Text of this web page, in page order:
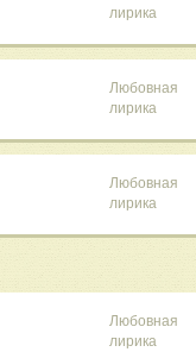
лирика
Любовная
лирика
Любовная
лирика
Любовная
лирика